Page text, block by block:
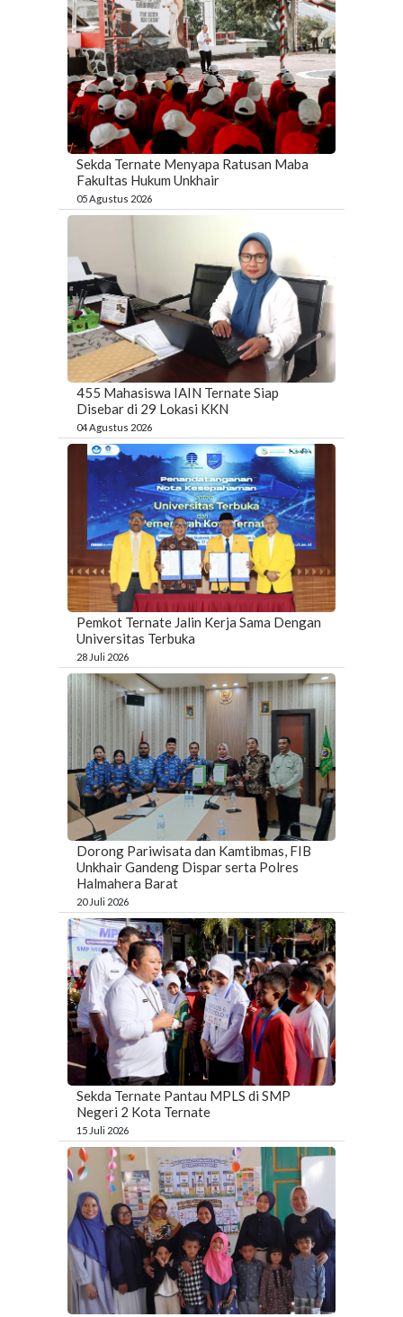
Sekda Ternate Menyapa Ratusan Maba
Fakultas Hukum Unkhair
05 Agustus 2026
455 Mahasiswa IAIN Ternate Siap
Disebar di 29 Lokasi KKN
04 Agustus 2026
Pemkot Ternate Jalin Kerja Sama Dengan
Universitas Terbuka
28 Juli 2026
Dorong Pariwisata dan Kamtibmas, FIB
Unkhair Gandeng Dispar serta Polres
Halmahera Barat
20 Juli 2026
Sekda Ternate Pantau MPLS di SMP
Negeri 2 Kota Ternate
15 Juli 2026